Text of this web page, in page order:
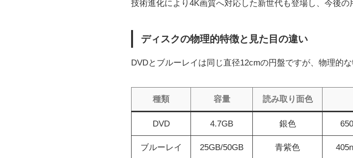
技術進化により4K画質へ対応した新世代も登場し、今後の
ディスクの物理的特徴と見た目の違い
DVDとブルーレイは同じ直径12cmの円盤ですが、物理的
種類 容量 読み取り面色
DVD 4.7GB 銀色
ブルーレイ 25GB/50GB 青紫色